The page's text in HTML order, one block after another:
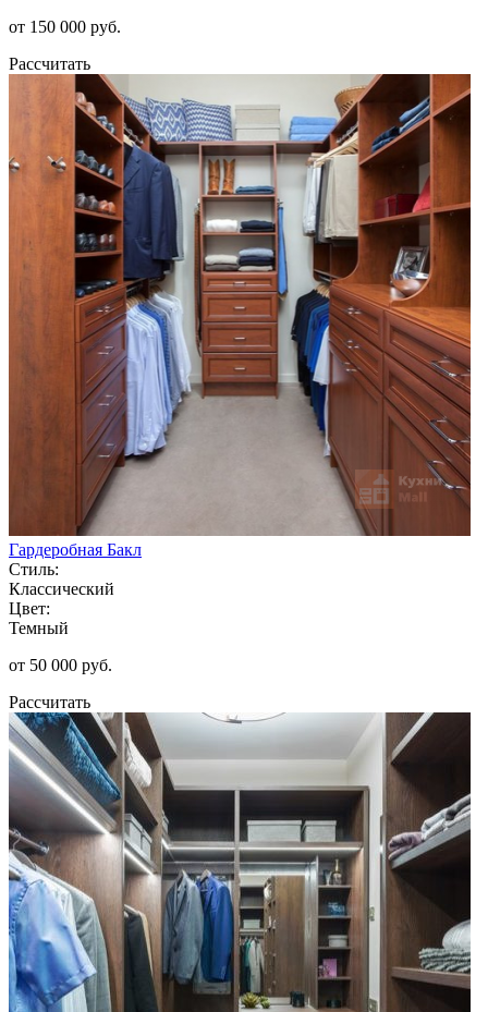
от 150 000 руб.
Рассчитать
Гардеробная Бакл
Стиль:
Классический
Цвет:
Темный
от 50 000 руб.
Рассчитать